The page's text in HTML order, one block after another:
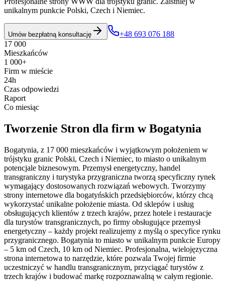
unikalnym punkcie Polski, Czech i Niemiec.
Umów bezpłatną konsultację
+48 693 076 188
17 000
Mieszkańców
1 000+
Firm w mieście
24h
Czas odpowiedzi
Raport
Co miesiąc
Tworzenie Stron dla firm wBogatynia
Bogatynia, z 17 000 mieszkańców i wyjątkowym położeniem w
trójstyku granic Polski, Czech i Niemiec, to miasto o unikalnym
potencjale biznesowym. Przemysł energetyczny, handel
transgraniczny i turystyka przygraniczna tworzą specyficzny rynek
wymagający dostosowanych rozwiązań webowych. Tworzymy
strony internetowe dla bogatyńskich przedsiębiorców, którzy chcą
wykorzystać unikalne położenie miasta. Od sklepów i usług
obsługujących klientów z trzech krajów, przez hotele i restauracje
dla turystów transgranicznych, po firmy obsługujące przemysł
energetyczny – każdy projekt realizujemy z myślą o specyfice rynku
przygranicznego. Bogatynia to miasto w unikalnym punkcie Europy
– 5 km od Czech, 10 km od Niemiec. Profesjonalna, wielojęzyczna
strona internetowa to narzędzie, które pozwala Twojej firmie
uczestniczyć w handlu transgranicznym, przyciągać turystów z
trzech krajów i budować markę rozpoznawalną w całym regionie.